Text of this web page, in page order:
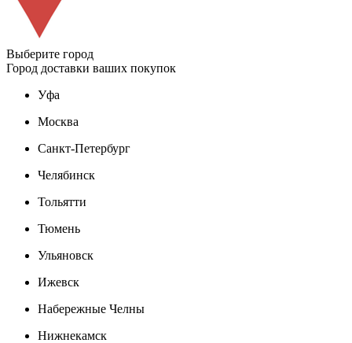
Выберите город
Город доставки ваших покупок
Уфа
Москва
Санкт-Петербург
Челябинск
Тольятти
Тюмень
Ульяновск
Ижевск
Набережные Челны
Нижнекамск